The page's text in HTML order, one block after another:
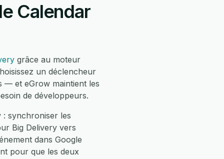
Calendar
grâce au moteur
un déclencheur
— et eGrow maintient les
de développeurs.
: synchroniser les
Big Delivery vers
dans Google
pour que les deux